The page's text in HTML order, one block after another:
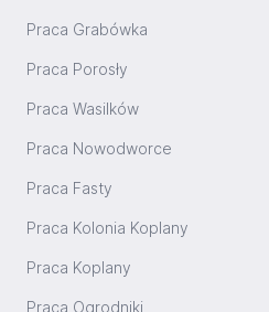
Praca Grabówka
Praca Porosły
Praca Wasilków
Praca Nowodworce
Praca Fasty
Praca Kolonia Koplany
Praca Koplany
Praca Ogrodniki